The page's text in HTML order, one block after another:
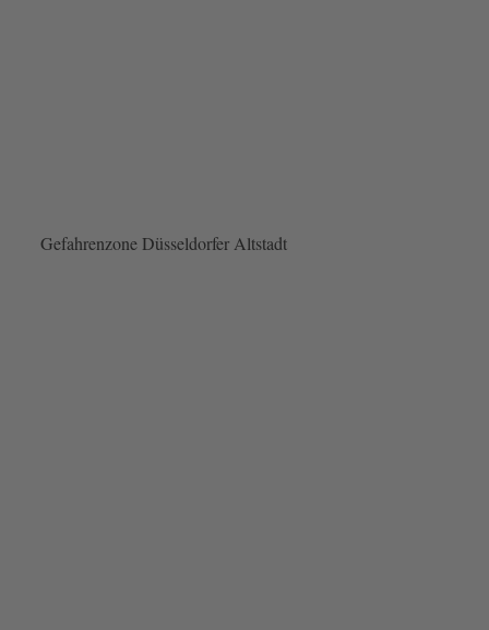
Gefahrenzone Düsseldorfer Altstadt